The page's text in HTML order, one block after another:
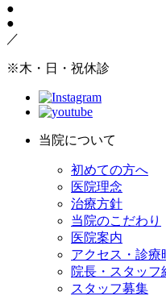
●
●
／
※木・日・祝休診
当院について
初めての方へ
医院理念
治療方針
当院のこだわり
医院案内
アクセス・診療
院長・スタッフ
スタッフ募集